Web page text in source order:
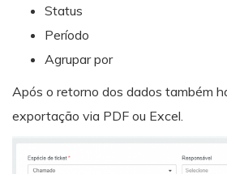
Status
Período
Agrupar por
Após o retorno dos dados também
exportação via PDF ou Excel.